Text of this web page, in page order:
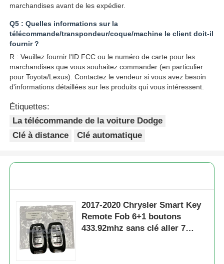
marchandises avant de les expédier.
Q5 : Quelles informations sur la
télécommande/transpondeur/coque/machine le client doit-il
fournir ?
R : Veuillez fournir l'ID FCC ou le numéro de carte pour les
marchandises que vous souhaitez commander (en particulier
pour Toyota/Lexus). Contactez le vendeur si vous avez besoin
d'informations détaillées sur les produits qui vous intéressent.
Étiquettes:
La télécommande de la voiture Dodge
Clé à distance
Clé automatique
2017-2020 Chrysler Smart Key
Remote Fob 6+1 boutons
433.92mhz sans clé aller 7